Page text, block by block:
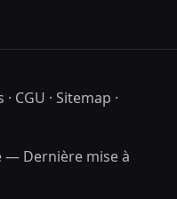
· CGU · Sitemap ·
— Dernière mise à